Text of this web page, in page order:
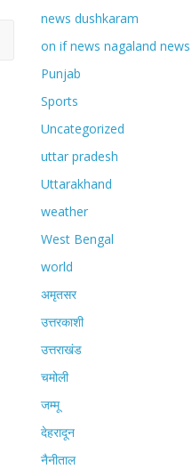
news dushkaram
on if news nagaland news
Punjab
Sports
Uncategorized
uttar pradesh
Uttarakhand
weather
West Bengal
world
अमृतसर
उत्तरकाशी
उत्तराखंड
चमोली
जम्मू
देहरादून
नैनीताल